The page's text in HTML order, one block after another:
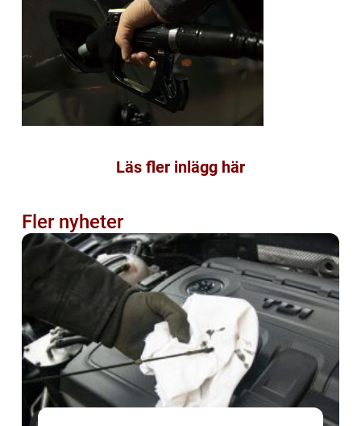
Läs fler inlägg här
Fler nyheter